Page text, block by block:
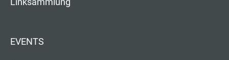
EVENTS